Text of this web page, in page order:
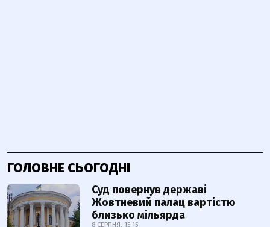
ГОЛОВНЕ СЬОГОДНІ
Суд повернув державі
Жовтневий палац вартістю
близько мільярда
8 СЕРПНЯ, 15:15